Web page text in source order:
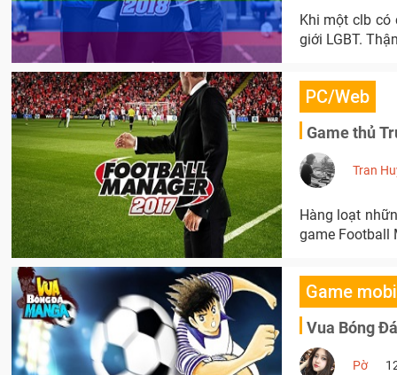
Khi một clb có
giới LGBT.
PC/Web
Game thủ
Tran
Hàng loạt
game Football
Game
Vua Bóng
Pờ